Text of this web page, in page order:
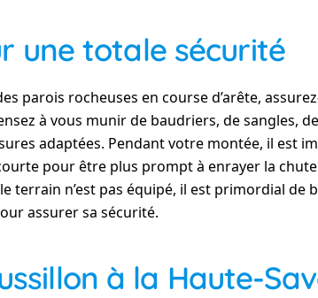
une totale sécurité
parois rocheuses en course d’arête,
à vous munir de baudriers, de sangles,
adaptées. Pendant votre montée, il est
pour être plus prompt à enrayer la
terrain n’est pas équipé, il est primordial de
assurer sa sécurité.
à la Haute-